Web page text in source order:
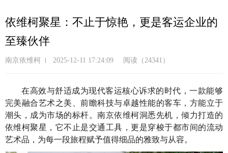
转
到
依维柯聚星：不止于惊艳，更是客运企业的
至臻伙伴
南京依维柯 2025-12-11 17:24:09 阅读（24341）
在高效与舒适成为现代客运核心诉求的时代，一款能够
完美融合艺术之美、前瞻科技与卓越性能的客车，方能立于
潮头，成为市场的标杆。南京依维柯洞悉先机，倾力打造的
依维柯聚星，它不止是交通工具，更是穿梭于都市间的流动
艺术品，为每一段旅程赋予值得细品的雅致与从容。